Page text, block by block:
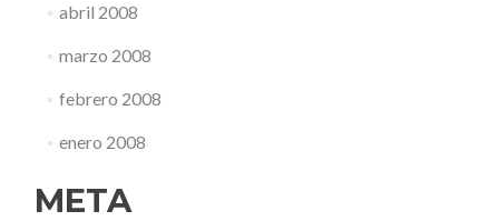
abril 2008
marzo 2008
febrero 2008
enero 2008
META